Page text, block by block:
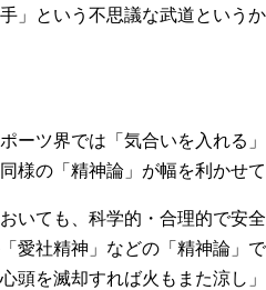
」という不思議な武道という
ーツ界では「気合いを入れる
様の「精神論」が幅を利かせ
いても、科学的・合理的で安
愛社精神」などの「精神論」
頭を滅却すれば火もまた涼し